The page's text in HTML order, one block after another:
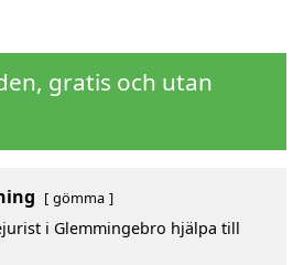
gratis och utan
gömma
i Glemmingebro hjälpa till